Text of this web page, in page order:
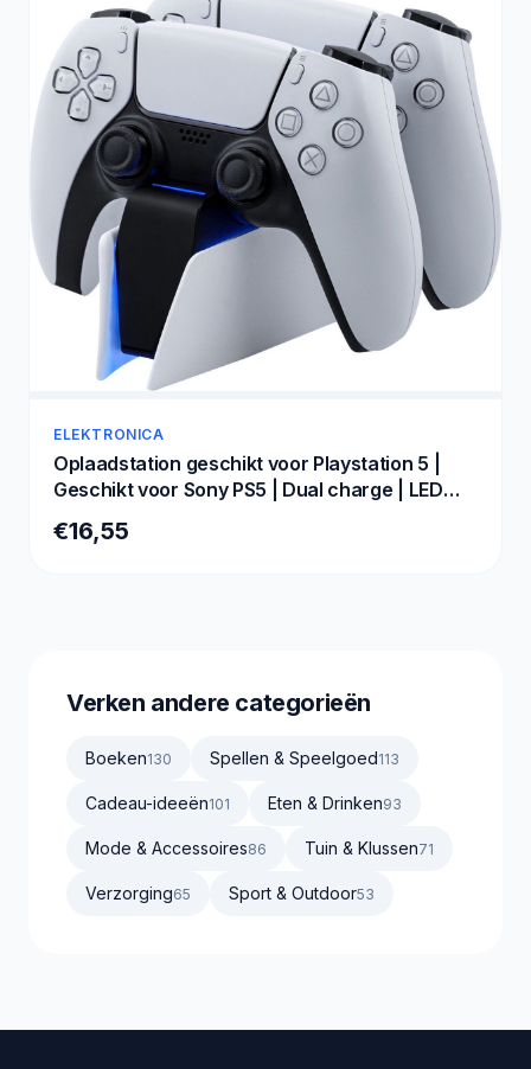
ELEKTRONICA
Oplaadstation geschikt voor Playstation 5 |
Geschikt voor Sony PS5 | Dual charge | LED
€16,55
Verken andere categorieën
Boeken130 Spellen & Speelgoed113
Cadeau-ideeën101 Eten & Drinken93
Mode & Accessoires86 Tuin & Klussen71
Verzorging65 Sport & Outdoor53